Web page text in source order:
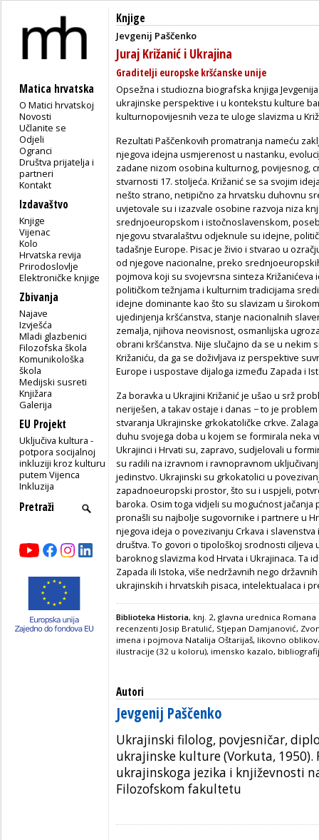
Matica hrvatska
O Matici hrvatskoj
Novosti
Učlanite se
Odjeli
Ogranci
Društva prijatelja i
partneri
Kontakt
Izdavaštvo
Knjige
Vijenac
Kolo
Hrvatska revija
Prirodoslovlje
Elektroničke knjige
Zbivanja
Najave
Izvješća
Mladi glazbenici
Filozofska škola
Komunikološka
škola
Medijski susreti
Knjižara
Galerija
EU Projekt
Uključiva kultura -
potpora socijalnoj
inkluziji kroz kulturu
putem Vijenca
Inkluzija
Knjige
Jevgenij Paščenko
Juraj Križanić i Ukrajina
Graditelji europske kršćanske unije
Opsežna i studiozna biografska knjiga
ukrajinske perspektive i u kontekstu kulture
kulturnopovijesnih veza te uloge slavizma u
Rezultati Paščenkovih promatranja nameću
njegova idejna usmjerenost u nastanku,
zadane nizom osobina kulturnog, povijesnog,
stvarnosti 17. stoljeća. Križanić se sa svojim
nešto strano, netipično za hrvatsku duhovnu
uvjetovale su i izazvale osobine razvoja niza
srednjoeuropskom i istočnoslavenskom,
njegovu stvaralaštvu odjeknule su idejne,
tadašnje Europe. Pisac je živio i stvarao u
od njegove nacionalne, preko
pojmova koji su svojevrsna sinteza
političkom težnjama i kulturnim tradicijama
idejne dominante kao što su slavizam u
ujedinjenja kršćanstva, stanje nacionalnih
zemalja, njihova neovisnost, osmanlijska
obrani kršćanstva. Nije slučajno da se u nekim
Križaniću, da ga se doživljava iz perspektive
Europe i uspostave dijaloga između Zapada i
Za boravka u Ukrajini Križanić je ušao u srž
neriješen, a takav ostaje i danas − to je
stvaranja Ukrajinske grkokatoličke crkve.
duhu svojega doba u kojem se formirala neka
Ukrajinci i Hrvati su, zapravo, sudjelovali u
su radili na izravnom i ravnopravnom
jedinstvo. Ukrajinski su grkokatolici u
zapadnoeuropski prostor, što su i uspjeli,
baroka. Osim toga vidjeli su mogućnost jačanja
pronašli su najbolje sugovornike i partnere u
njegova ideja o povezivanju Crkava i
društva. To govori o tipološkoj srodnosti
baroknog slavizma kod Hrvata i Ukrajinaca. Ta
Zapada ili Istoka, više nedržavnih nego
ukrajinskih i hrvatskih pisaca, intelektualaca i
Biblioteka Historia, knj. 2, glavna urednica
recenzenti Josip Bratulić, Stjepan Damjanović,
imena i pojmova Natalija Oštarijaš, likovno
ilustracije (32 u koloru), imensko kazalo,
Autori
Jevgenij Paščenko
Ukrajinski filolog, povjesničar,
ukrajinske kulture (Vorkuta, 1950).
ukrajinskoga jezika i književnosti
Filozofskom fakultetu